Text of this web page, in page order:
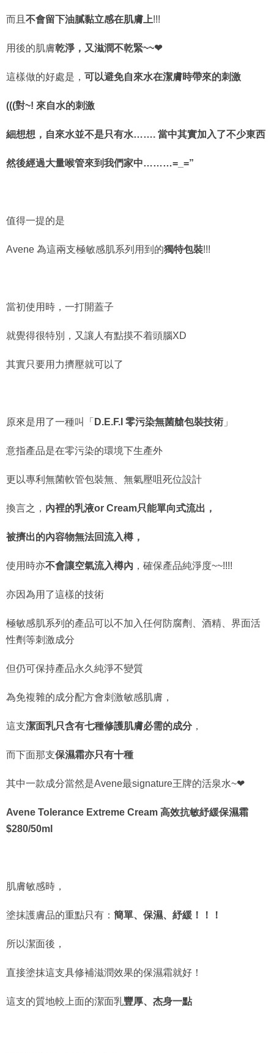
而且 不會留下油膩黏立感在肌膚上!!!
用後的肌膚乾淨，又滋潤不乾緊~~❤
這樣做的好處是， 可以避免自來水在潔膚時帶來的刺激
(((對~! 來自水的刺激
細想想，自來水並不是只有水……. 當中其實加入了不少東西
然後經過大量喉管來到我們家中………=_=”
值得一提的是
Avene 為這兩支極敏感肌系列用到的獨特包裝!!!
當初使用時，一打開蓋子
就覺得很特別，又讓人有點摸不着頭腦XD
其實只要用力擠壓就可以了
原來是用了一種叫「 D.E.F.I 零污染無菌艙包裝技術 」
意指產品是在零污染的環境下生產外
更以專利無菌軟管包裝無、無氣壓咀死位設計
換言之， 內裡的乳液or Cream只能單向式流出，
被擠出的內容物無法回流入樽，
使用時亦不會讓空氣流入樽內 ，確保產品純淨度~~!!!!
亦因為用了這樣的技術
極敏感肌系列的產品可以不加入任何防腐劑、酒精、界面活
性劑等刺激成分
但仍可保持產品永久純淨不變質
為免複雜的成分配方會刺激敏感肌膚，
這支潔面乳只含有七種修護肌膚必需的成分，
而下面那支保濕霜亦只有十種
其中一款成分當然是Avene最signature王牌的活泉水~❤
Avene Tolerance Extreme Cream 高效抗敏紓緩保濕霜
$280/50ml
肌膚敏感時，
塗抹護膚品的重點只有： 簡單、保濕、紓緩！！！
所以潔面後，
直接塗抹這支具修補滋潤效果的保濕霜就好！
這支的質地較上面的潔面乳豐厚、杰身一點